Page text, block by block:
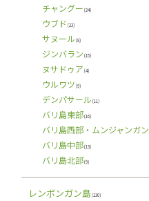
チャングー (24)
ウブド (23)
サヌール (8)
ジンバラン (15)
ヌサドゥア (4)
ウルワツ (9)
デンパサール (11)
バリ島東部(16)
バリ島西部・ムンジャンガン
バリ島中部(13)
バリ島北部(9)
レンボンガン島(130)